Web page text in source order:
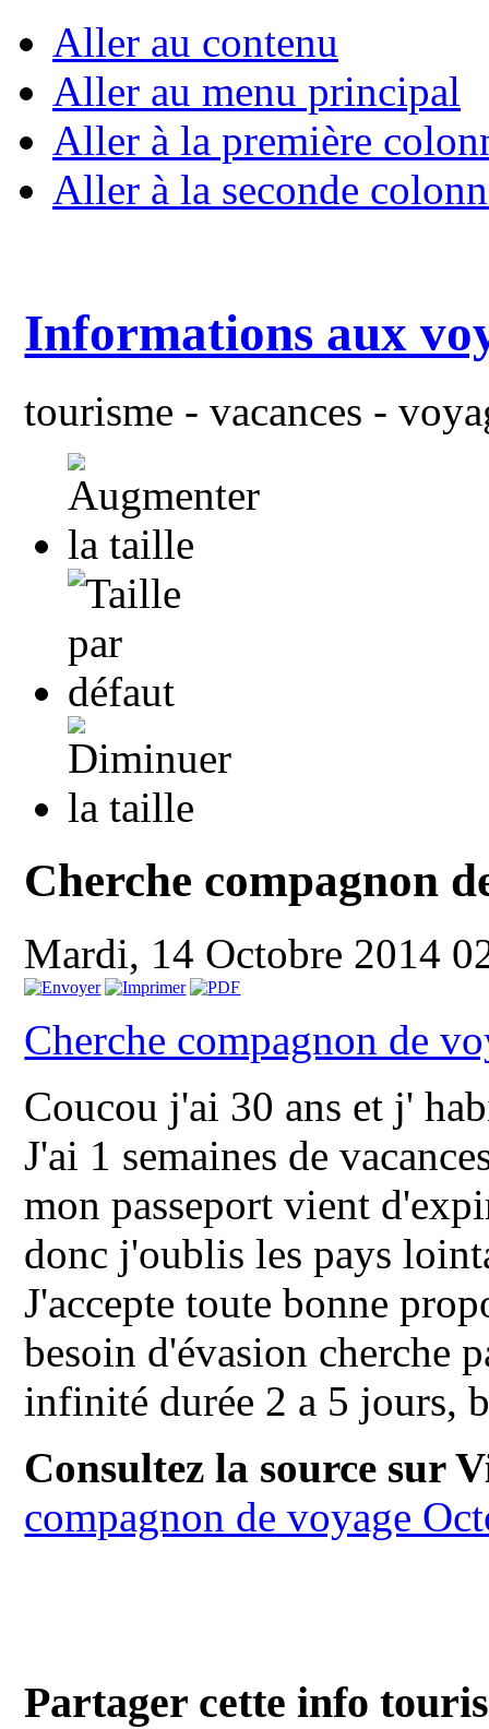
Aller au contenu
Aller au menu principal
Aller à la première
Aller à la seconde
Informations aux
tourisme - vacances -
Cherche compagnon
Mardi, 14 Octobre 2014
Cherche compagnon de
Coucou j'ai 30 ans et j'
J'ai 1 semaines de
mon passeport vient
donc j'oublis les pays
J'accepte toute bonne
besoin d'évasion cherche
infinité durée 2 a 5 jours,
Consultez la source sur
compagnon de voyage
Partager cette info